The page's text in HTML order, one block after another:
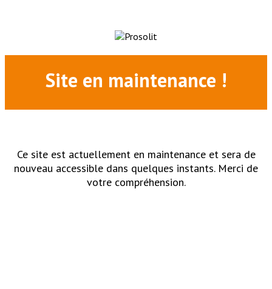
Site en maintenance !
Ce site est actuellement en maintenance et sera de
nouveau accessible dans quelques instants. Merci de
votre compréhension.